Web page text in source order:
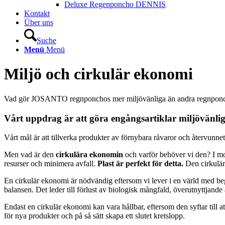
Deluxe Regenponcho DENNIS
Kontakt
Über uns
Suche
Menü Menü
Miljö och cirkulär ekonomi
Vad gör JOSANTO regnponchos mer miljövänliga än andra
Vårt uppdrag är att göra engångsartiklar
Vårt mål är att tillverka produkter av förnybara råvaror och
Men vad är den cirkulära ekonomin och varför behöver vi den? I
resurser och minimera avfall. Plast är perfekt för detta. Den
En cirkulär ekonomi är nödvändig eftersom vi lever i en värld med
balansen. Det leder till förlust av biologisk mångfald,
Endast en cirkulär ekonomi kan vara hållbar, eftersom den syftar till
för nya produkter och på så sätt skapa ett slutet kretslopp.